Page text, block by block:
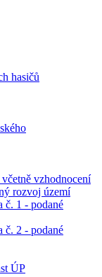
hasičů
vzhodnocení
rozvoj území
č. 1 - podané
č. 2 - podané
ÚP